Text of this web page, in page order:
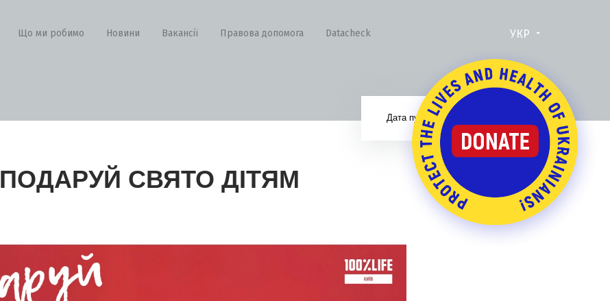
Що ми робимо Новини Вакансії Правова допомога Datacheck УКР
Дата публікації:
ПОДАРУЙ СВЯТО ДІТЯМ